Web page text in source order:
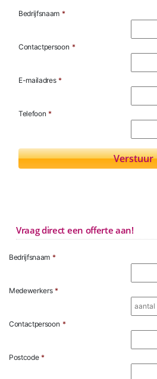
Bedrijfsnaam *
Contactpersoon *
E-mailadres *
Telefoon *
Vraag direct een offerte aan!
Bedrijfsnaam *
Medewerkers *
Contactpersoon *
Postcode *